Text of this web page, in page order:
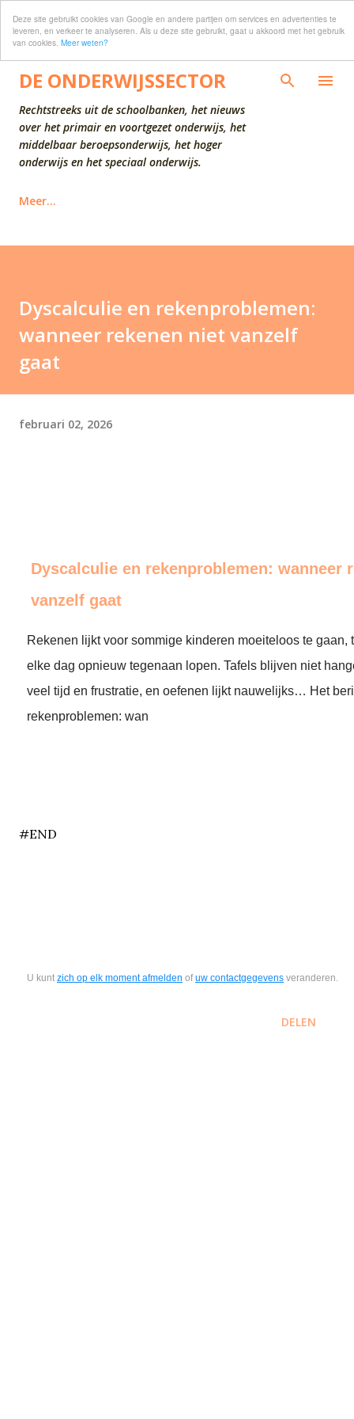
Deze site gebruikt cookies van Google en andere partijen om services en advertenties te
leveren, en verkeer te analyseren. Als u deze site gebruikt, gaat u akkoord met het gebruik
van cookies. Meer weten?
Doorgaan naar hoofdcontent
DE ONDERWIJSSECTOR
Rechtstreeks uit de schoolbanken, het nieuws
over het primair en voortgezet onderwijs, het
middelbaar beroepsonderwijs, het hoger
onderwijs en het speciaal onderwijs.
Meer…
Dyscalculie en rekenproblemen:
wanneer rekenen niet vanzelf
gaat
februari 02, 2026
Dyscalculie en rekenproblemen: wanneer
vanzelf gaat
Rekenen lijkt voor sommige kinderen moeiteloos te gaan,
elke dag opnieuw tegenaan lopen. Tafels blijven niet
veel tijd en frustratie, en oefenen lijkt nauwelijks… Het
rekenproblemen: wan
#END
U kunt zich op elk moment afmelden ofuw contactgegevens veranderen.
DELEN